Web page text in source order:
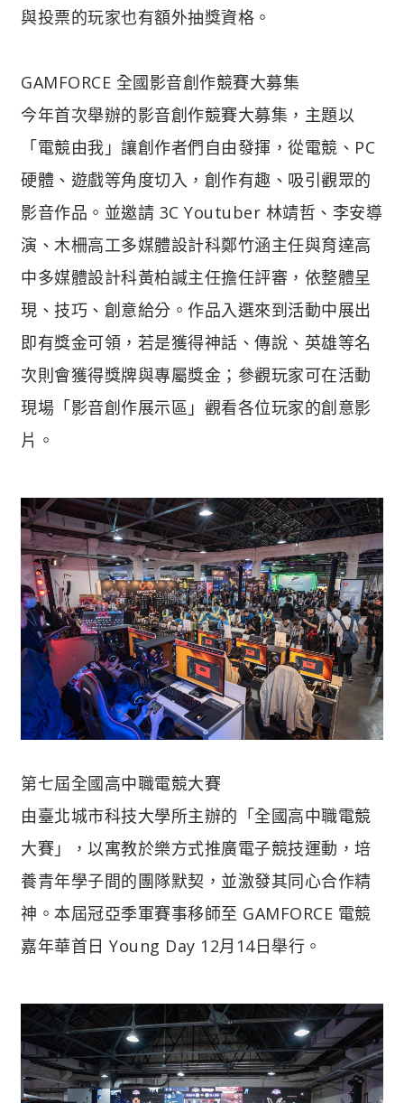
與投票的玩家也有額外抽獎資格。
GAMFORCE 全國影音創作競賽大募集
今年首次舉辦的影音創作競賽大募集，主題以
「電競由我」讓創作者們自由發揮，從電競、PC
硬體、遊戲等角度切入，創作有趣、吸引觀眾的
影音作品。並邀請 3C Youtuber 林靖哲、李安導
演、木柵高工多媒體設計科鄭竹涵主任與育達高
中多媒體設計科黃柏諴主任擔任評審，依整體呈
現、技巧、創意給分。作品入選來到活動中展出
即有獎金可領，若是獲得神話、傳說、英雄等名
次則會獲得獎牌與專屬獎金；參觀玩家可在活動
現場「影音創作展示區」觀看各位玩家的創意影
片。
第七屆全國高中職電競大賽
由臺北城市科技大學所主辦的「全國高中職電競
大賽」，以寓教於樂方式推廣電子競技運動，培
養青年學子間的團隊默契，並激發其同心合作精
神。本屆冠亞季軍賽事移師至 GAMFORCE 電競
嘉年華首日 Young Day 12月14日舉行。